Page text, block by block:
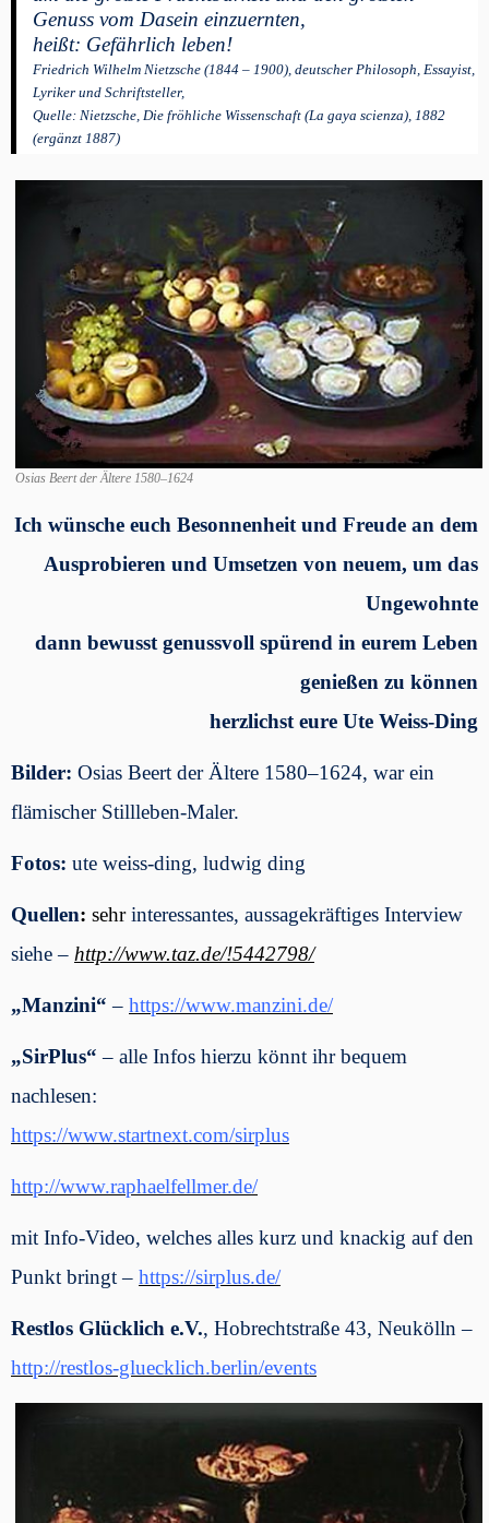
Genuss vom Dasein einzuernten,
heißt: Gefährlich leben!
Friedrich Wilhelm Nietzsche (1844 – 1900), deutscher Philosoph, Essayist,
Lyriker und Schriftsteller,
Quelle: Nietzsche, Die fröhliche Wissenschaft (La gaya scienza), 1882
(ergänzt 1887)
Osias Beert der Ältere 1580–1624
Ich wünsche euch Besonnenheit und Freude an dem
Ausprobieren und Umsetzen von neuem, um das
Ungewohnte
dann bewusst genussvoll spürend in eurem Leben
genießen zu können
herzlichst eure Ute Weiss-Ding
Bilder: Osias Beert der Ältere 1580–1624, war ein
flämischer Stillleben-Maler.
Fotos: ute weiss-ding, ludwig ding
Quellen: sehrinteressantes, aussagekräftiges Interview
siehe – http://www.taz.de/!5442798/
„Manzini“ – https://www.manzini.de/
„SirPlus“ – alle Infos hierzu könnt ihr bequem
nachlesen:
https://www.startnext.com/sirplus
http://www.raphaelfellmer.de/
mit Info-Video, welches alles kurz und knackig auf den
Punkt bringt – https://sirplus.de/
Restlos Glücklich e.V., Hobrechtstraße 43, Neukölln ­–
http://restlos-gluecklich.berlin/events